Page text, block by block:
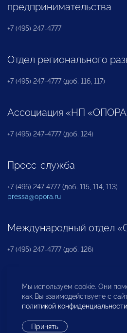
предпринимательства
+7 (495) 247-4777
Отдел регионального
+7 (495) 247-4777 (доб. 116, 117)
Ассоциация «НП
+7 (495) 247-4777 (доб. 124)
Пресс-служба
+7 (495) 247 4777 (доб. 115, 114, 113)
pressa@opora.ru
Международный отдел
+7 (495) 247-4777 (доб. 126)
Бюро по защите прав
инвесторов
Мы используем cookie. Они
как Вы взаимодействуете с
политикой
Принять